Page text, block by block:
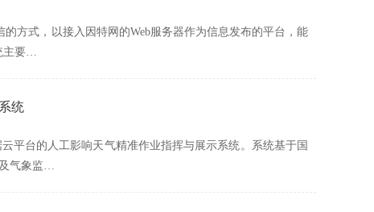
方式，以接入因特网的Web服务器作为信息发布的平台，能
主要…
统
平台的人工影响天气精准作业指挥与展示系统。系统基于国
气象监…